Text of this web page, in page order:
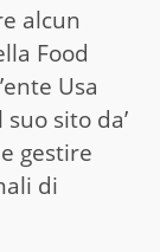
alcun
Food
Usa
sito da’
gestire
di